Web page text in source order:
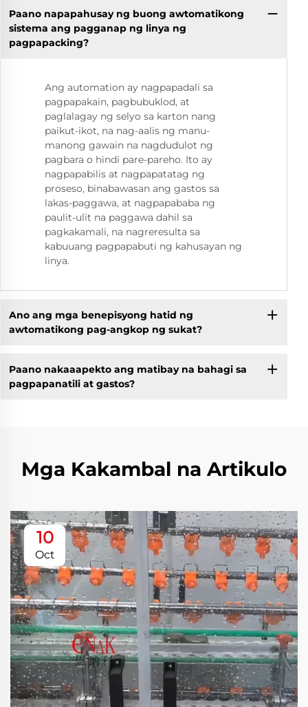
Paano napapahusay ng buong awtomatikong
sistema ang pagganap ng linya ng
pagpapacking?
Ang automation ay nagpapadali sa
pagpapakain, pagbubuklod, at
paglalagay ng selyo sa karton nang
paikut-ikot, na nag-aalis ng manu-
manong gawain na nagdudulot ng
pagbara o hindi pare-pareho. Ito ay
nagpapabilis at nagpapatatag ng
proseso, binabawasan ang gastos sa
lakas-paggawa, at nagpapababa ng
paulit-ulit na paggawa dahil sa
pagkakamali, na nagreresulta sa
kabuuang pagpapabuti ng kahusayan ng
linya.
Ano ang mga benepisyong hatid ng
awtomatikong pag-angkop ng sukat?
Paano nakaaapekto ang matibay na bahagi sa
pagpapanatili at gastos?
Mga Kakambal na Artikulo
10
Oct